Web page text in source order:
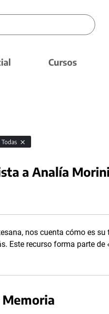
Cursos
Todas
a Analía Morini
nos cuenta cómo es su
Este recurso forma parte de
Memoria